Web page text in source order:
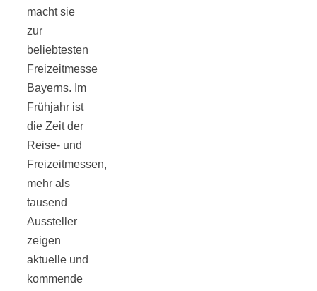
macht sie
zur
beliebtesten
Freizeitmesse
Bayerns. Im
Frühjahr ist
die Zeit der
Reise- und
Freizeitmessen,
mehr als
tausend
Aussteller
zeigen
aktuelle und
kommende